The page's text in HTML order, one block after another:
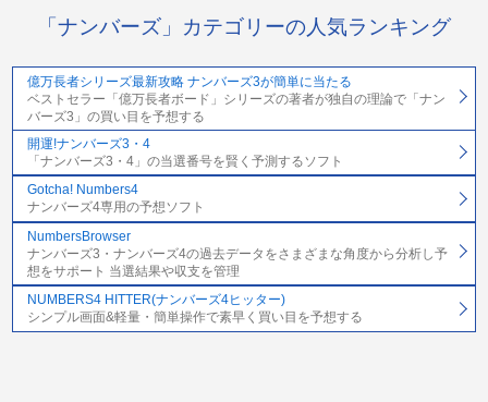
「ナンバーズ」カテゴリーの人気ランキング
億万長者シリーズ最新攻略 ナンバーズ3が簡単に当たる
ベストセラー「億万長者ボード」シリーズの著者が独自の理論で「ナン
バーズ3」の買い目を予想する
開運!ナンバーズ3・4
「ナンバーズ3・4」の当選番号を賢く予測するソフト
Gotcha! Numbers4
ナンバーズ4専用の予想ソフト
NumbersBrowser
ナンバーズ3・ナンバーズ4の過去データをさまざまな角度から分析し予
想をサポート 当選結果や収支を管理
NUMBERS4 HITTER(ナンバーズ4ヒッター)
シンプル画面&軽量・簡単操作で素早く買い目を予想する